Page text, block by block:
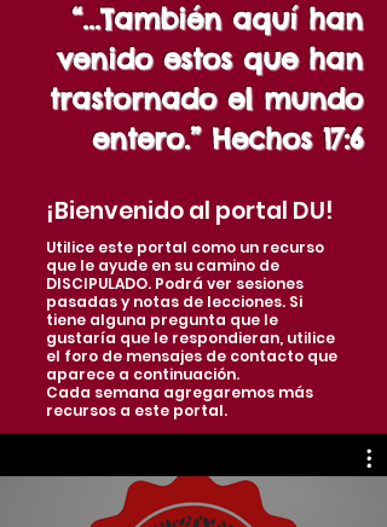
“...También aquí han
venido estos que han
trastornado el mundo
entero.” Hechos 17:6
¡Bienvenido al portal DU!
Utilice este portal como un recurso
que le ayude en su camino de
DISCIPULADO. Podrá ver sesiones
pasadas y notas de lecciones. Si
tiene alguna pregunta que le
gustaría que le respondieran, utilice
el foro de mensajes de contacto que
aparece a continuación.
Cada semana agregaremos más
recursos a este portal.